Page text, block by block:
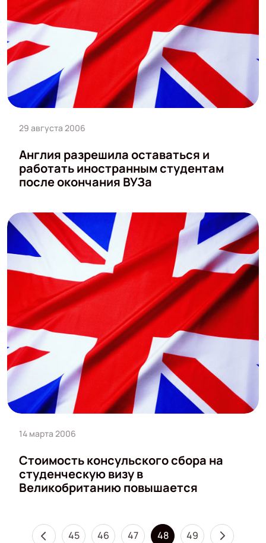
29 августа 2006
Англия разрешила оставаться и
работать иностранным студентам
после окончания ВУЗа
14 марта 2006
Стоимость консульского сбора на
студенческую визу в
Великобританию повышается
45 46 47 48 49